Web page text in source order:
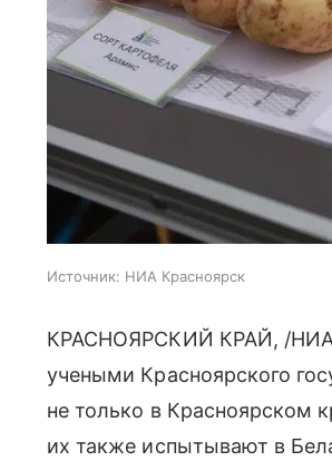
Источник: НИА Красноярск
КРАСНОЯРСКИЙ КРАЙ, /
учеными Красноярского
не только в Красноярском
их также испытывают в